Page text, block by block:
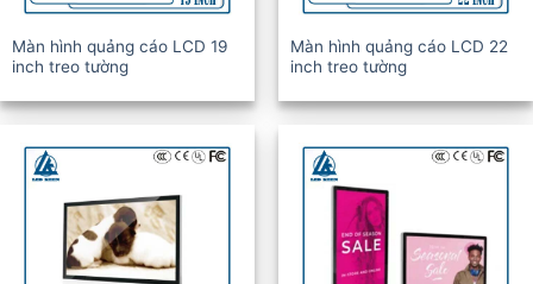
Màn hình quảng cáo LCD 19
inch treo tường
Màn hình quảng cáo LCD 22
inch treo tường